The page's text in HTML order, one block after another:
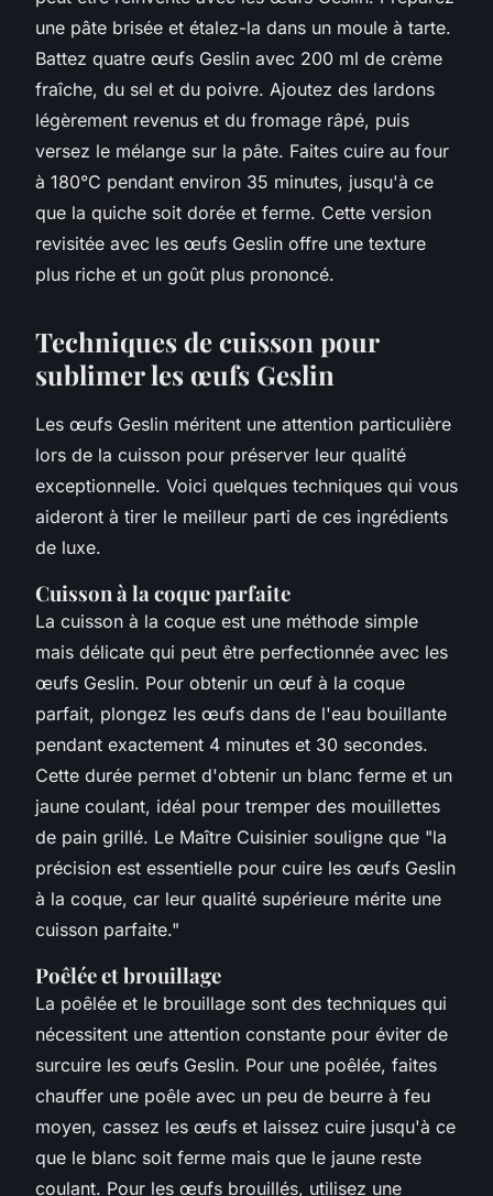
une pâte brisée et étalez-la dans un moule à tarte.
Battez quatre œufs Geslin avec 200 ml de crème
fraîche, du sel et du poivre. Ajoutez des lardons
légèrement revenus et du fromage râpé, puis
versez le mélange sur la pâte. Faites cuire au four
à 180°C pendant environ 35 minutes, jusqu'à ce
que la quiche soit dorée et ferme. Cette version
revisitée avec les œufs Geslin offre une texture
plus riche et un goût plus prononcé.
Techniques de cuisson pour
sublimer les œufs Geslin
Les œufs Geslin méritent une attention particulière
lors de la cuisson pour préserver leur qualité
exceptionnelle. Voici quelques techniques qui vous
aideront à tirer le meilleur parti de ces ingrédients
de luxe.
Cuisson à la coque parfaite
La cuisson à la coque est une méthode simple
mais délicate qui peut être perfectionnée avec les
œufs Geslin. Pour obtenir un œuf à la coque
parfait, plongez les œufs dans de l'eau bouillante
pendant exactement 4 minutes et 30 secondes.
Cette durée permet d'obtenir un blanc ferme et un
jaune coulant, idéal pour tremper des mouillettes
de pain grillé. Le Maître Cuisinier souligne que "la
précision est essentielle pour cuire les œufs Geslin
à la coque, car leur qualité supérieure mérite une
cuisson parfaite."
Poêlée et brouillage
La poêlée et le brouillage sont des techniques qui
nécessitent une attention constante pour éviter de
surcuire les œufs Geslin. Pour une poêlée, faites
chauffer une poêle avec un peu de beurre à feu
moyen, cassez les œufs et laissez cuire jusqu'à ce
que le blanc soit ferme mais que le jaune reste
coulant. Pour les œufs brouillés, utilisez une